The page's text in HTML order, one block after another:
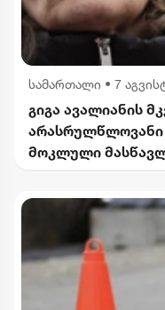
სამართალი • 7
გიგა ავალიანის
არასრულწლოვანი
მოკლული